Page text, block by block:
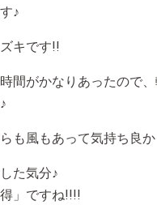
♪
キです!!
間がかなりあったので
も風もあって気持ち良
た気分♪
」ですね!!!!